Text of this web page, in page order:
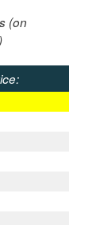
(on